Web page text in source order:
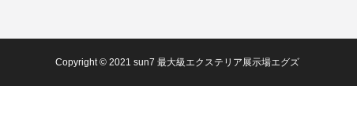
Copyright © 2021 sun7 最大級エクステリア展示場エグズ